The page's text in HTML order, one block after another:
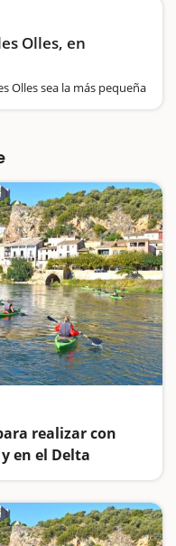
muy p oca profundidad y
Olles, en
Olles sea la más pequeña
fauna, vegetación,
realizar con
en el Delta